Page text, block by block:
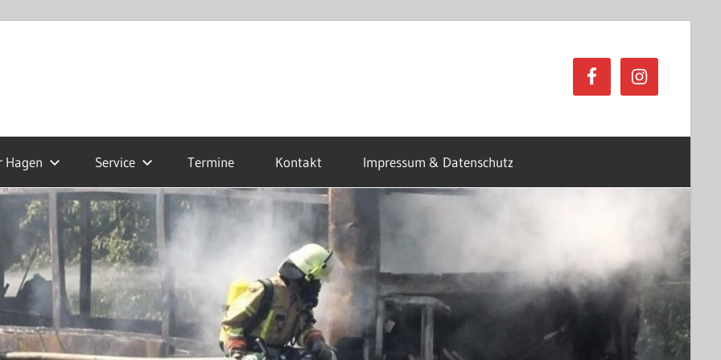
Hagen Service Termine Kontakt Impressum & Datenschutz